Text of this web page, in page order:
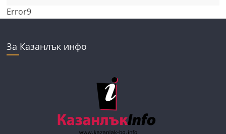
Error9
За Казанлък инфо